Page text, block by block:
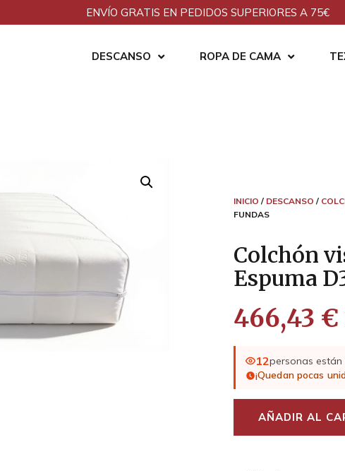
ENVÍO GRATIS EN PEDIDOS SUPERIORES A 75€
DESCANSO ROPA DE CAMA
INICIO / DESCANSO /
FUNDAS
Colchón
Espuma
466,43 €
12personas
¡Quedan pocas
AÑADIR AL